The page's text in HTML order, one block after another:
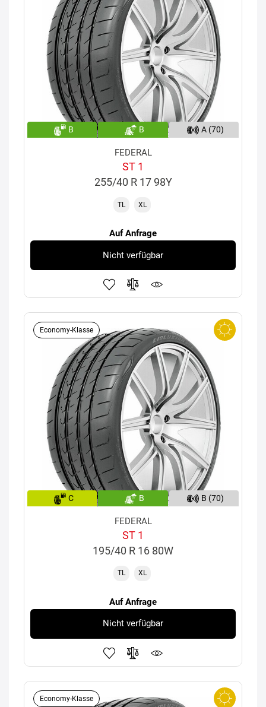
B B A (70)
FEDERAL
ST 1
255/40 R 17 98Y
TL XL
Auf Anfrage
Nicht verfügbar
Economy-Klasse
C B B (70)
FEDERAL
ST 1
195/40 R 16 80W
TL XL
Auf Anfrage
Nicht verfügbar
Economy-Klasse